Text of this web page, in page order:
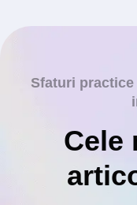
Sfaturi
Cele